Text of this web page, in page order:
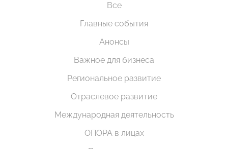
Все
Главные события
Анонсы
Важное для бизнеса
Региональное развитие
Отраслевое развитие
Международная деятельность
ОПОРА в лицах